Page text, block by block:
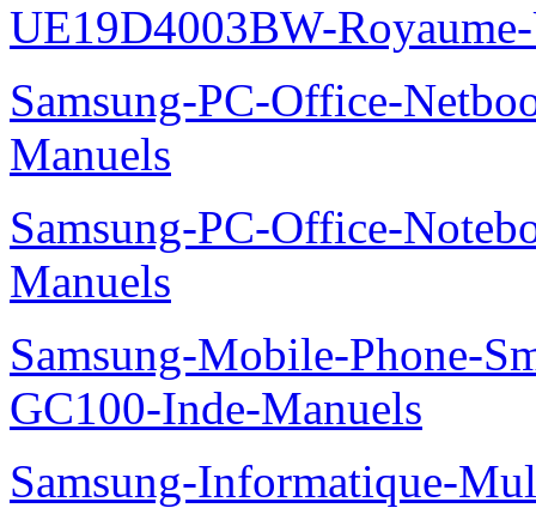
UE19D4003BW-
Samsung-PC-Office-
Manuels
Samsung-PC-Office-
Manuels
Samsung-Mobile-Phone-
GC100-Inde-Manuels
Samsung-Informatique-